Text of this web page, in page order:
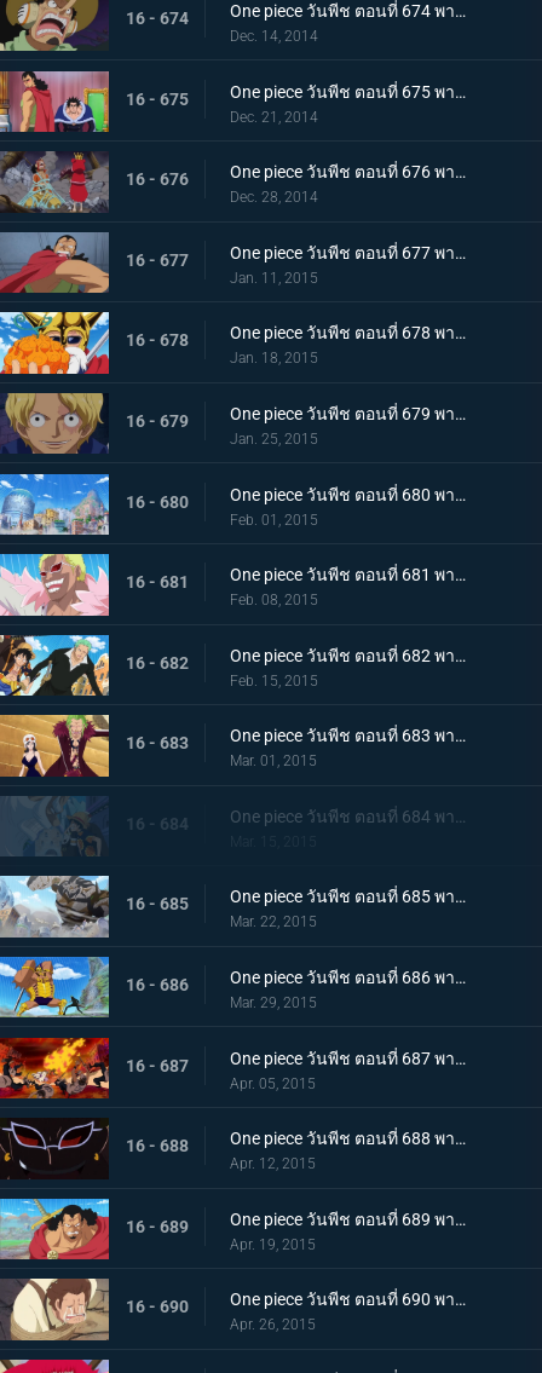
16 - 674 One piece วันพีช ตอนที่ 674 พากย์ไทย คนโกหก อุโซแลนด์หนีเอาตัวรอด!
Dec. 14, 2014
16 - 675 One piece วันพีช ตอนที่ 675 พากย์ไทย การพบพานแห่งโชคชะตา เคียรอสและราชาริคุ!
Dec. 21, 2014
16 - 676 One piece วันพีช ตอนที่ 676 พากย์ไทย แผนการล้มเหลว! วีรบุรุษอุโซแลนด์เสียชีวิต!?
Dec. 28, 2014
16 - 677 One piece วันพีช ตอนที่ 677 พากย์ไทย ตำนานฟื้นคืนชีพ! การโจมตีสุดกำลังของเคียรอส
Jan. 11, 2015
16 - 678 One piece วันพีช ตอนที่ 678 พากย์ไทย หมัดอัคคีปะทุ! พลังของผลเมระเมระฟื้นกลับคืน
Jan. 18, 2015
16 - 679 One piece วันพีช ตอนที่ 679 พากย์ไทย ผู้กล้าเบิกโรง! ซาโบะ เสนาธิการกองทัพปฏิวัติ
Jan. 25, 2015
16 - 680 One piece วันพีช ตอนที่ 680 พากย์ไทย กับดักอันชั่วร้าย!!! แผนทำลายล้างเดรสโรซ่า!
Feb. 01, 2015
16 - 681 One piece วันพีช ตอนที่ 681 พากย์ไทย ชายผู้มีค่าหัว 500 ล้าน อุโซแลนด์ตกเป็นเป้า!
Feb. 08, 2015
16 - 682 One piece วันพีช ตอนที่ 682 พากย์ไทย ฝ่าแดนศัตรู! ลูฟี่และโซโลเริ่มตอบโต้
Feb. 15, 2015
16 - 683 One piece วันพีช ตอนที่ 683 พากย์ไทย สะเทือนทั่วปฐพี!! พีก้า เทพแห่งการทำลายล้างปรากฏตัว
Mar. 01, 2015
16 - 684
Mar. 15, 2015
16 - 685 One piece วันพีช ตอนที่ 685 พากย์ไทย ฝ่าทะลวงเข้าไป! กองทัพลูฟี่ ปะทะ พีก้า
Mar. 22, 2015
16 - 686 One piece วันพีช ตอนที่ 686 พากย์ไทย คำสารภาพที่น่าตกใจ คำสาบานที่แลกด้วยชีวิตของลอว์
Mar. 29, 2015
16 - 687 One piece วันพีช ตอนที่ 687 พากย์ไทย การปะทะครั้งใหญ่!!! เสนาธิการใหญ่ ซาโบ ปะทะ พลเรือเอก ฟูจิโทระ
Apr. 05, 2015
16 - 688 One piece วันพีช ตอนที่ 688 พากย์ไทย เข้าตาจน! ลูฟี่ตกหลุมพราง!
Apr. 12, 2015
16 - 689 One piece วันพีช ตอนที่ 689 พากย์ไทย เปิดทางหนี!! ลูฟี่หมัดปืนช้างคืนชีพ!
Apr. 19, 2015
16 - 690 One piece วันพีช ตอนที่ 690 พากย์ไทย แนวร่วมพันธมิตร ลูฟี่ฝ่าทะลวงสู่ชัยชนะ !
Apr. 26, 2015